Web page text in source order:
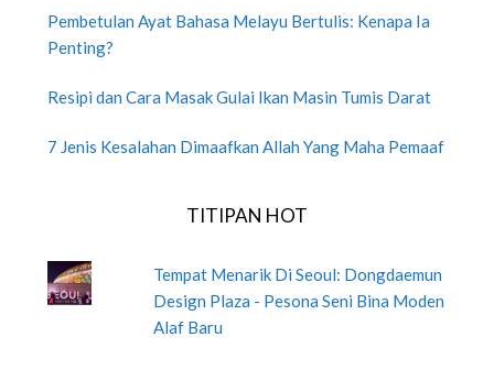
Pembetulan Ayat Bahasa Melayu Bertulis: Kenapa Ia
Penting?
Resipi dan Cara Masak Gulai Ikan Masin Tumis Darat
7 Jenis Kesalahan Dimaafkan Allah Yang Maha Pemaaf
TITIPAN HOT
Tempat Menarik Di Seoul: Dongdaemun
Design Plaza - Pesona Seni Bina Moden
Alaf Baru